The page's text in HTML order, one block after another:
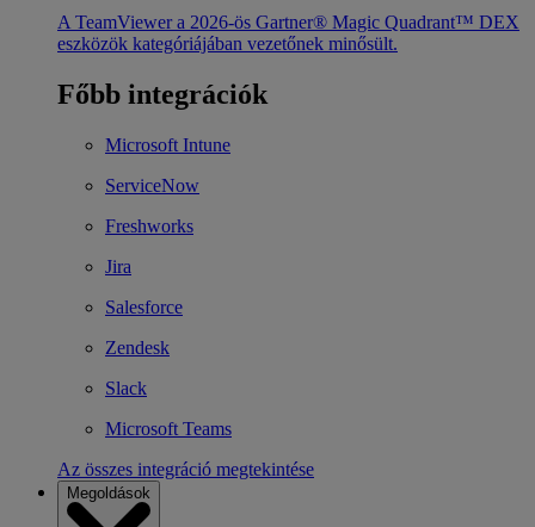
A TeamViewer a 2026-ös Gartner® Magic Quadrant™ DEX
eszközök kategóriájában vezetőnek minősült.
Főbb integrációk
Microsoft Intune
ServiceNow
Freshworks
Jira
Salesforce
Zendesk
Slack
Microsoft Teams
Az összes integráció megtekintése
Megoldások